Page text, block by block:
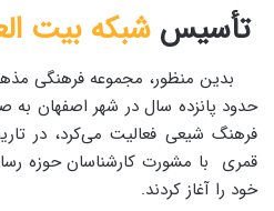
تأسیسشبکه بیت
بدین منظور، مجموعه فرهنگی
حدود پانزده سال در شهر اصفهان
قمری با مشورت کارشناسان حوزه
خود را آغاز کردند.